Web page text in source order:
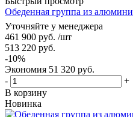
Обеденная группа из
Уточняйте у менеджера
461 900 руб. /шт
513 220 руб.
-10%
Экономия 51 320 руб.
-
+
В корзину
Новинка